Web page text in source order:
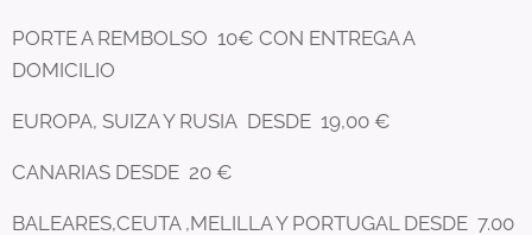
PORTE A REMBOLSO 10€ CON ENTREGA A
DOMICILIO
EUROPA, SUIZA Y RUSIA DESDE 19,00 €
CANARIAS DESDE 20 €
BALEARES,CEUTA ,MELILLA Y PORTUGAL DESDE 7.00